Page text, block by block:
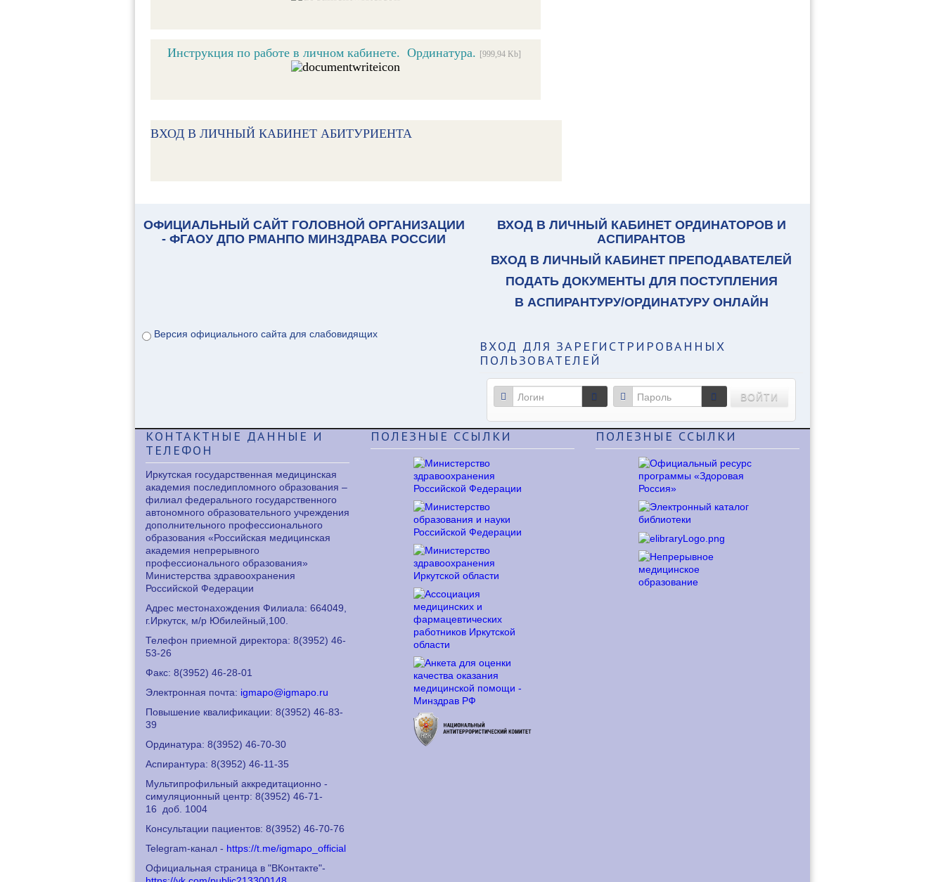
Инструкция по работе в личном кабинете. Ординатура. [999,94 Kb]
ВХОД В ЛИЧНЫЙ КАБИНЕТ АБИТУРИЕНТА
ОФИЦИАЛЬНЫЙ САЙТ ГОЛОВНОЙ ОРГАНИЗАЦИИ
- ФГАОУ ДПО РМАНПО МИНЗДРАВА РОССИИ
Версия официального сайта для слабовидящих
ВХОД В ЛИЧНЫЙ КАБИНЕТ ОРДИНАТОРОВ И
АСПИРАНТОВ
ВХОД В ЛИЧНЫЙ КАБИНЕТ ПРЕПОДАВАТЕЛЕЙ
ПОДАТЬ ДОКУМЕНТЫ ДЛЯ ПОСТУПЛЕНИЯ
В АСПИРАНТУРУ/ОРДИНАТУРУ ОНЛАЙН
ВХОД ДЛЯ ЗАРЕГИСТРИРОВАННЫХ
ПОЛЬЗОВАТЕЛЕЙ
ВОЙТИ
КОНТАКТНЫЕ ДАННЫЕ И
ТЕЛЕФОН
Иркутская государственная медицинская
академия последипломного образования –
филиал федерального государственного
автономного образовательного учреждения
дополнительного профессионального
образования «Российская медицинская
академия непрерывного
профессионального образования»
Министерства здравоохранения
Российской Федерации
Адрес местонахождения Филиала: 664049,
г.Иркутск, м/р Юбилейный,100.
Телефон приемной директора: 8(3952) 46-
53-26
Факс: 8(3952) 46-28-01
Электронная почта: igmapo@igmapo.ru
Повышение квалификации: 8(3952) 46-83-
39
Ординатура: 8(3952) 46-70-30
Аспирантура: 8(3952) 46-11-35
Мультипрофильный аккредитационно -
симуляционный центр: 8(3952) 46-71-
16
доб. 1004
Консультации пациентов: 8(3952) 46-70-76
Telegram-канал - https://t.me/igmapo_official
Официальная страница в "ВКонтакте"-
ПОЛЕЗНЫЕ ССЫЛКИ ПОЛЕЗНЫЕ ССЫЛКИ